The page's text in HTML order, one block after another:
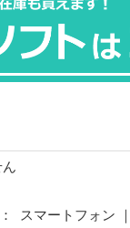
スマートフォン ｜